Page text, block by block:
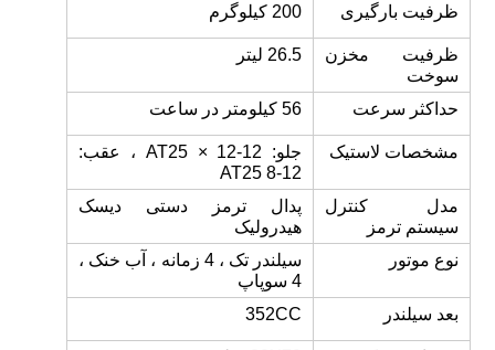
ظرفیت بارگیری 200 کیلوگرم
ظرفیت مخزن
سوخت
26.5 لیتر
حداکثر سرعت 56 کیلومتر در ساعت
مشخصات لاستیک
جلو: AT25 × 12-12 ، عقب:
AT25 8-12
مدل کنترل
سیستم ترمز
پدال ترمز دستی دیسک
هیدرولیک
نوع موتور
سیلندر تک ، 4 زمانه ، آب خنک ،
4 سوپاپ
بعد سیلندر
352CC